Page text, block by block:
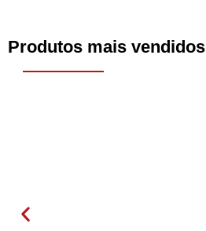
Produtos mais vendidos